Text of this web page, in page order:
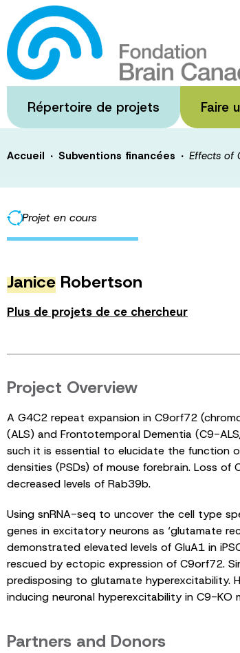
Passer
au
contenu
principal
Répertoire de projets Faire
Effects of
Neuronal
Accueil · Subventions financées · Effects of
Projet en cours
Janice Robertson
Plus de projets de ce chercheur
Project Overview
A G4C2 repeat expansion in C9orf72
(ALS) and Frontotemporal Dementia (C9-
such it is essential to elucidate the function
densities (PSDs) of mouse forebrain. Loss
decreased levels of Rab39b.
Using snRNA-seq to uncover the cell type
genes in excitatory neurons as ‘glutamate
demonstrated elevated levels of GluA1 in
rescued by ectopic expression of C9orf72.
predisposing to glutamate hyperexcitability.
inducing neuronal hyperexcitability in C9-KO
Partners and Donors